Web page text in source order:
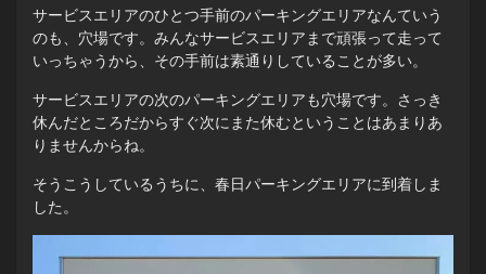
サービスエリアのひとつ手前のパーキングエリアなんていう
のも、穴場です。みんなサービスエリアまで頑張って走って
いっちゃうから、その手前は素通りしていることが多い。
サービスエリアの次のパーキングエリアも穴場です。さっき
休んだところだからすぐ次にまた休むということはあまりあ
りませんからね。
そうこうしているうちに、春日パーキングエリアに到着しま
した。